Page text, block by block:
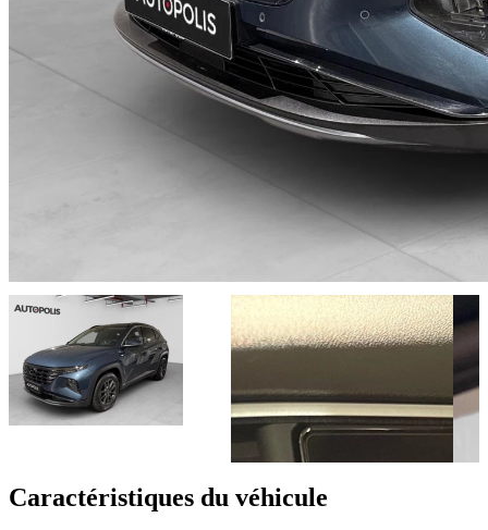
Caractéristiques du véhicule